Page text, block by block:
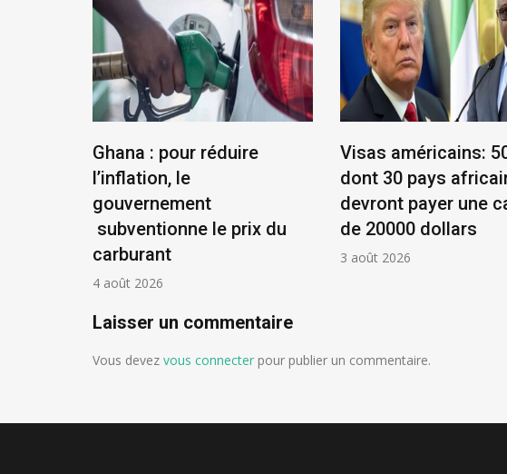
Ghana : pour réduire
l’inflation, le
gouvernement
subventionne le prix du
carburant
4 août 2026
Visas américains:
dont 30 pays
devront payer une
de 20000 dollars
3 août 2026
Laisser un commentaire
Vous devez vous connecter pour publier un commentaire.